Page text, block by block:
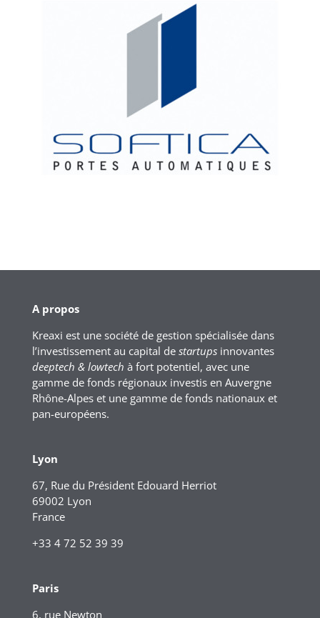
A propos
Kreaxi est une société de gestion spécialisée dans
l’investissement au capital de startupsinnovantes
deeptech & lowtech à fort potentiel, avec une
gamme de fonds régionaux investis en Auvergne
Rhône-Alpes et une gamme de fonds nationaux et
pan-européens.
Lyon
67, Rue du Président Edouard Herriot
69002 Lyon
France
+33 4 72 52 39 39
Paris
6, rue Newton